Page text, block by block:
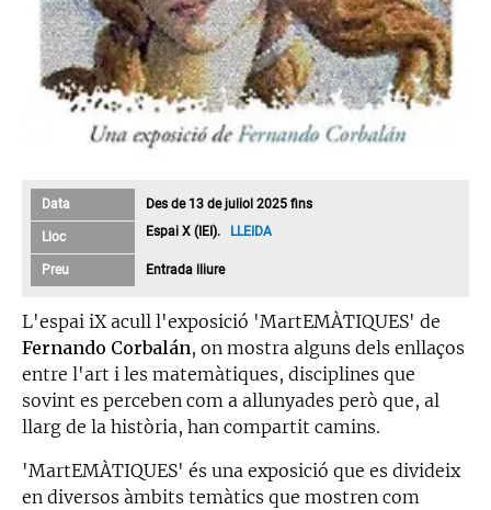
Data Des de 13 de juliol 2025 fins
Lloc Espai X (IEI). LLEIDA
Preu Entrada lliure
L'espai iX acull l'exposició 'MartEMÀTIQUES' de
Fernando Corbalán, on mostra alguns dels enllaços
entre l'art i les matemàtiques, disciplines que
sovint es perceben com a allunyades però que, al
llarg de la història, han compartit camins.
'MartEMÀTIQUES' és una exposició que es divideix
en diversos àmbits temàtics que mostren com